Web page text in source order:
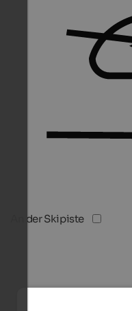
An der Skipiste